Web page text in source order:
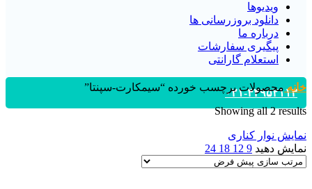
ویدیوها
دانلود بروزرسانی ها
درباره ما
پیگیری سفارشات
استعلام گارانتی
۰۲۱-۴۴۹۵۲۱۱۳خانه محصولات برچسب خورده “سیمکارت-سپنتا”
Showing all 2 results
نمایش نوار کناری
نمایش دهید 9
12
18
24